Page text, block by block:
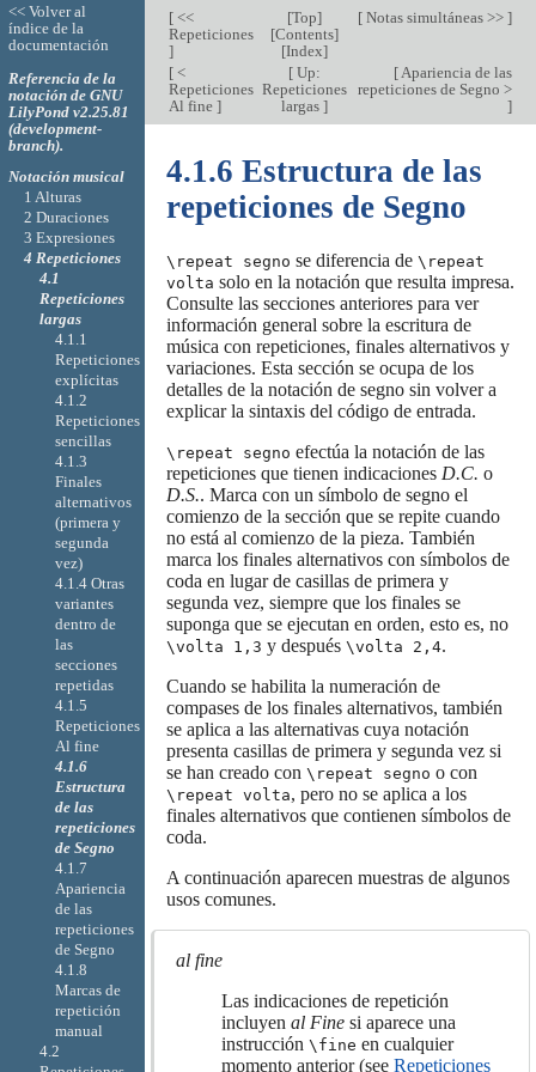
[<<
Repeticiones
]
[Top]
[Contents]
[Index]
[Notas simultáneas >> ]
[<
Repeticiones
Al fine ]
[ Up:
Repeticiones
largas]
[Apariencia de las
repeticiones de Segno >
]
4.1.6 Estructura de las
repeticiones de Segno
\repeat segno se diferencia de \repeat
volta solo en la notación que resulta impresa.
Consulte las secciones anteriores para ver
información general sobre la escritura de
música con repeticiones, finales alternativos y
variaciones. Esta sección se ocupa de los
detalles de la notación de segno sin volver a
explicar la sintaxis del código de entrada.
\repeat segno efectúa la notación de las
repeticiones que tienen indicaciones D.C. o
D.S.. Marca con un símbolo de segno el
comienzo de la sección que se repite cuando
no está al comienzo de la pieza. También
marca los finales alternativos con símbolos de
coda en lugar de casillas de primera y
segunda vez, siempre que los finales se
suponga que se ejecutan en orden, esto es, no
\volta 1,3 y después \volta 2,4.
Cuando se habilita la numeración de
compases de los finales alternativos, también
se aplica a las alternativas cuya notación
presenta casillas de primera y segunda vez si
se han creado con \repeat segno o con
\repeat volta, pero no se aplica a los
finales alternativos que contienen símbolos de
coda.
A continuación aparecen muestras de algunos
usos comunes.
al fine
Las indicaciones de repetición
incluyen al Finesi aparece una
instrucción \fine en cualquier
momento anterior (see Repeticiones
<< Volver al
índice de la
documentación
Referencia de la
notación de GNU
LilyPond v2.25.81
(development-
branch).
Notación musical
1 Alturas
2 Duraciones
3 Expresiones
4 Repeticiones
4.1
Repeticiones
largas
4.1.1
Repeticiones
explícitas
4.1.2
Repeticiones
sencillas
4.1.3
Finales
alternativos
(primera y
segunda
vez)
4.1.4 Otras
variantes
dentro de
las
secciones
repetidas
4.1.5
Repeticiones
Al fine
4.1.6
Estructura
de las
repeticiones
de Segno
4.1.7
Apariencia
de las
repeticiones
de Segno
4.1.8
Marcas de
repetición
manual
4.2